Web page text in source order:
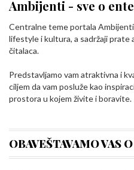
Ambijenti - sve o
Centralne teme portala
lifestyle i kultura, a sadržaji prate
čitalaca.
Predstavljamo vam atraktivna i
ciljem da vam posluže kao
prostora u kojem živite i boravite.
OBAVEŠTAVAMO VAS